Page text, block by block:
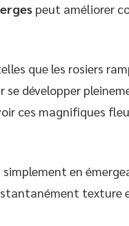
peut améliorer
que les rosiers
développer
ces magnifiques
en
texture